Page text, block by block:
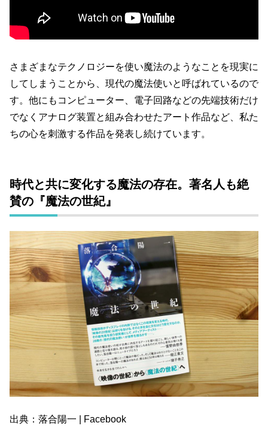
さまざまなテクノロジーを使い魔法のようなことを現実に
してしまうことから、現代の魔法使いと呼ばれているので
す。他にもコンピューター、電子回路などの先端技術だけ
でなくアナログ装置と組み合わせたアート作品など、私た
ちの心を刺激する作品を発表し続けています。
時代と共に変化する魔法の存在。著名人も絶
賛の『魔法の世紀』
出典：落合陽一 | Facebook